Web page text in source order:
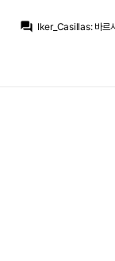
question_answer Iker_Casillas: 바르샤